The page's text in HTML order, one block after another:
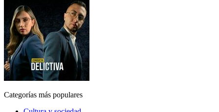
Categorías más populares